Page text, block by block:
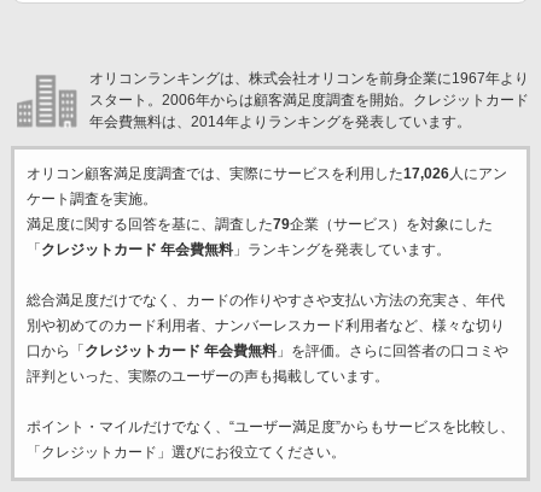
オリコンランキングは、株式会社オリコンを前身企業に1967年より
スタート。2006年からは顧客満足度調査を開始。クレジットカード
年会費無料は、2014年よりランキングを発表しています。
オリコン顧客満足度調査では、実際にサービスを利用した17,026人にアン
ケート調査を実施。
満足度に関する回答を基に、調査した79企業（サービス）を対象にした
「クレジットカード 年会費無料」ランキングを発表しています。
総合満足度だけでなく、カードの作りやすさや支払い方法の充実さ、年代
別や初めてのカード利用者、ナンバーレスカード利用者など、様々な切り
口から「クレジットカード 年会費無料」を評価。さらに回答者の口コミや
評判といった、実際のユーザーの声も掲載しています。
ポイント・マイルだけでなく、“ユーザー満足度”からもサービスを比較し、
「クレジットカード」選びにお役立てください。